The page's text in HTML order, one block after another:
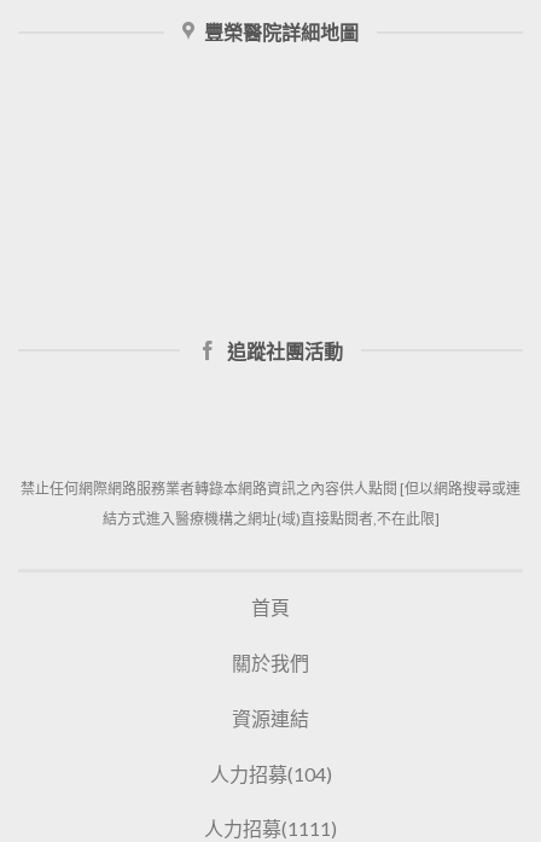
豐榮醫院詳細地圖
追蹤社團活動
禁止任何網際網路服務業者轉錄本網路資訊之內容供人點閱 [但以網路搜尋或連
結方式進入醫療機構之網址(域)直接點閱者,不在此限]
首頁
關於我們
資源連結
人力招募(104)
人力招募(1111)